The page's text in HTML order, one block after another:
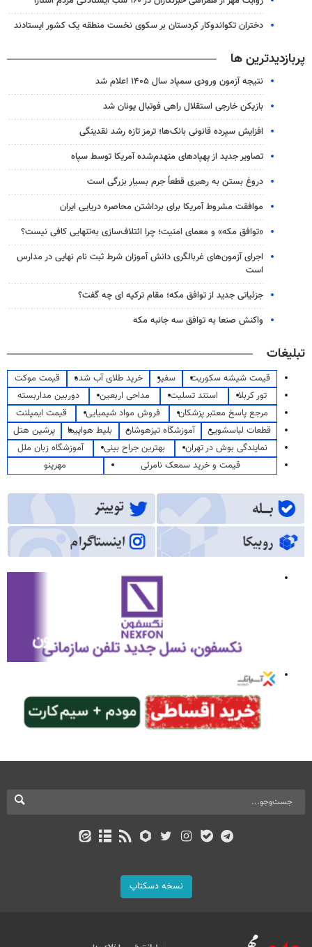
دختران تکواندوکار کردستان بر سکوی نخست منطقه یک کشور ایستادند
پربازدیدترین ها
نتیجه آزمون ورودی سمپاد سال ۱۴۰۵ اعلام شد
بازیکن خارجی استقلال راهی فوتبال یونان شد
افزایش سپرده قانونی بانک‌ها؛ ترمز تازه رشد نقدینگی
تصاویر جدید از پهپادهای منهدم‌شده آمریکا توسط سپاه
دروغ بستن به رهبری قطعاً جرم بسیار بزرگی است
موافقت مشروط آمریکا برای برداشتن محاصره دریایی ایران
«توافق مکه» و معمای امنیت؛ چرا ائتلاف‌سازی به‌تنهایی کافی نیست؟
اجرای آزمون‌های غربالگری دانش آموزان شرط ثبت نام نهایی در مدارس
است
جزئیاتی جدید از توافق مکه؛ مقام ترکیه ای چه گفت؟
واکنش صنعا به توافق سه جانبه مکه
تبلیغات
قیمت شیشه سکوریت سفیر خرید طلای آب شده
قیمت موکت
تور کربلا
استند تسلیت مداحی اربعین
دوربین مداربسته
مرجع پاسخ معتبر پزشکان
فروش مواد شیمیایی
قیمت ایمپلنت
قطعات لباسشویی
آموزشگاه تیزهوشان بلیط هواپیما
پرشین هتل
نمایندگی بوش در تهران
بهترین جراح بینی
آموزشگاه زبان ملل
قیمت و خرید سمعک نامرئی
مهرینو
نسخه دسکتاپ